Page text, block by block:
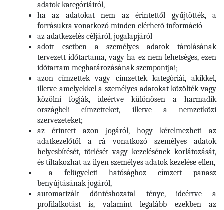
adatok kategóriáiról,
ha az adatokat nem az érintettől gyűjtötték, a
forrásukra vonatkozó minden elérhető információ
az adatkezelés céljáról, jogalapjáról
adott esetben a személyes adatok tárolásának
tervezett időtartama, vagy ha ez nem lehetséges, ezen
időtartam meghatározásának szempontjai;
azon címzettek vagy címzettek kategóriái, akikkel,
illetve amelyekkel a személyes adatokat közölték vagy
közölni fogják, ideértve különösen a harmadik
országbeli címzetteket, illetve a nemzetközi
szervezeteket;
az érintett azon jogáról, hogy kérelmezheti az
adatkezelőtől a rá vonatkozó személyes adatok
helyesbítését, törlését vagy kezelésének korlátozását,
és tiltakozhat az ilyen személyes adatok kezelése ellen,
a felügyeleti hatósághoz címzett panasz
benyújtásának jogáról,
automatizált döntéshozatal ténye, ideértve a
profilalkotást is, valamint legalább ezekben az